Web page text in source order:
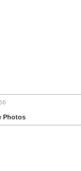
Photos